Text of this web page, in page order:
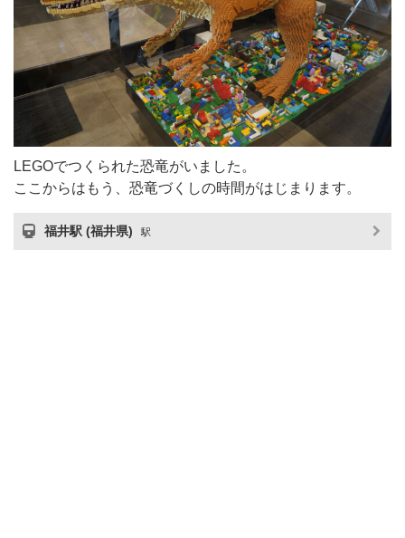
LEGOでつくられた恐竜がいました。
ここからはもう、恐竜づくしの時間がはじまります。
福井駅 (福井県) 駅